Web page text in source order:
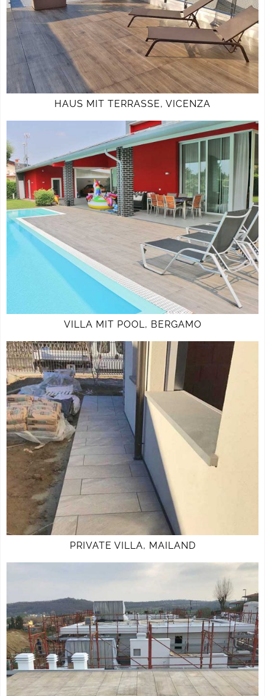
HAUS MIT TERRASSE, VICENZA
VILLA MIT POOL, BERGAMO
PRIVATE VILLA, MAILAND